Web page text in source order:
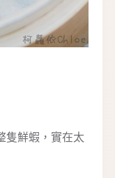
隻鮮蝦，實在太